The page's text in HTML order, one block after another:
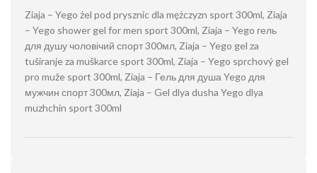
Ziaja – Yego żel pod prysznic dla mężczyzn sport 300ml, Ziaja
– Yego shower gel for men sport 300ml, Ziaja – Yego гель
для душу чоловічий спорт 300мл, Ziaja – Yego gel za
tuširanje za muškarce sport 300ml, Ziaja – Yego sprchový gel
pro muže sport 300ml, Ziaja – Гель для душа Yego для
мужчин спорт 300мл, Ziaja – Gel dlya dusha Yego dlya
muzhchin sport 300ml